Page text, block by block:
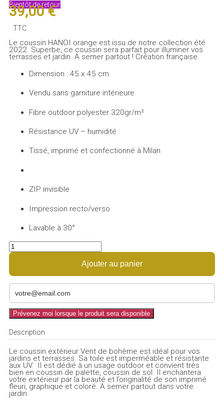
Bientôt de retour
39,00 €
TTC
Le coussin HANOI orange est issu de notre collection été
2022. Superbe, ce coussin sera parfait pour illuminer vos
terrasses et jardin. A semer partout ! Création française.
Dimension : 45 x 45 cm
Vendu sans garniture intérieure
Fibre outdoor polyester 320gr/m²
Résistance UV – humidité
Tissé, imprimé et confectionné à Milan
ZIP invisible
Impression recto/verso
Lavable à 30°
Ajouter au panier
Prévenez moi lorsque le produit sera disponible
Description
Le coussin extérieur Vent de bohème est idéal pour vos
jardins et terrasses. Sa toile est imperméable et résistante
aux UV. Il est dédié à un usage outdoor et convient très
bien en coussin de palette, coussin de sol. Il enchantera
votre extérieur par la beauté et l’originalité de son imprimé
fleuri, graphique et coloré. A semer partout dans votre
jardin.